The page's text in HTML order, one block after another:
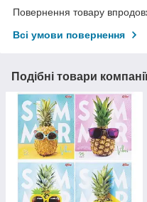
Повернення товару
Всі умови повернення
Подібні товари